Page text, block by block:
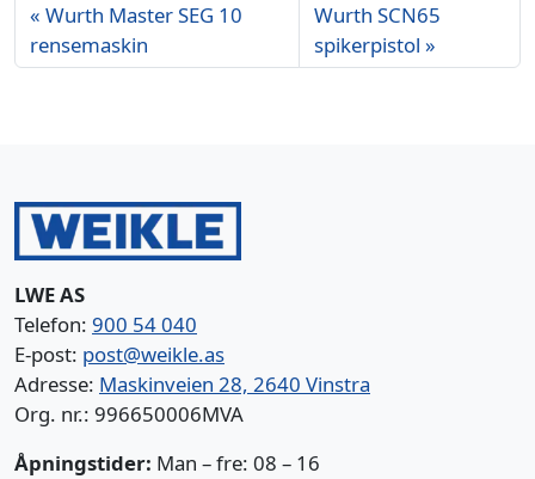
Wurth Master SEG 10
rensemaskin
Wurth SCN65
spikerpistol
LWE AS
Telefon: 900 54 040
E-post: post@weikle.as
Adresse: Maskinveien 28, 2640 Vinstra
Org. nr.: 996650006MVA
Åpningstider: Man – fre: 08 – 16